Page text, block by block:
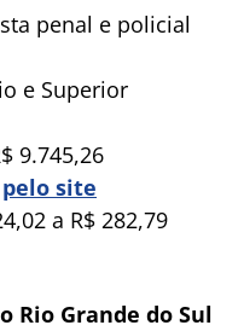
penal e policial
e Superior
9.745,26
pelo site
a R$ 282,79
Rio Grande do Sul